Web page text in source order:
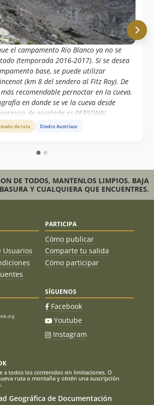
el campamento Río Blanco ya no se
(temporada 2016-2017). Si se desea
base, se puede utilizar
(km 8 del sendero al Fitz Roy). De
recomendable pernoctar en la cueva.
en donde se ve la cueva desde
de escalada es PERSONAL,
y se puede adquirir en el centro
Administración de Parques Nacionales
ya que no hay señal de teléfono móvil.
Frecuencia directa: 150.395; RPT: tx
de ruta Diedro Austríaco
DE TODOS, MANTENLOS LIMPIOS. BAJA
Y CUALQUIERA QUE ENCUENTRES.
Usuarios
PARTICIPA
Cómo publicar
Comparte tu salida
Cómo participar
SÍGUENOS
Facebook
Youtube
Instagram
a todos los contenidos sin limitaciones. O
ruta o montaña y obtén una suscripción
Geográfica de Documentación